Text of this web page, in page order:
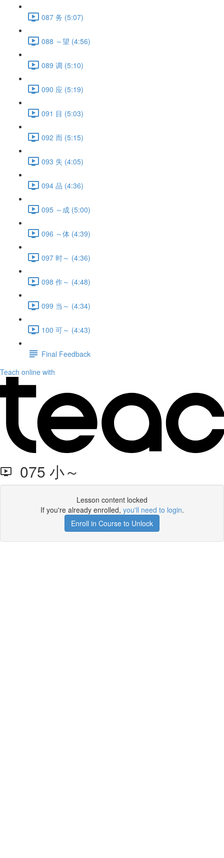
087 务 (5:07)
088 ～望 (4:56)
089 调 (5:10)
090 应 (5:19)
091 目 (5:03)
092 而 (5:15)
093 失 (4:05)
094 品 (4:36)
095 ～成 (5:00)
096 ～体 (4:39)
097 时～ (4:36)
098 作～ (4:48)
099 当～ (4:34)
100 可～ (4:43)
Final Feedback
Teach online with
075 小～
Lesson content locked
If you're already enrolled, you'll need to login.
Enroll in Course to Unlock